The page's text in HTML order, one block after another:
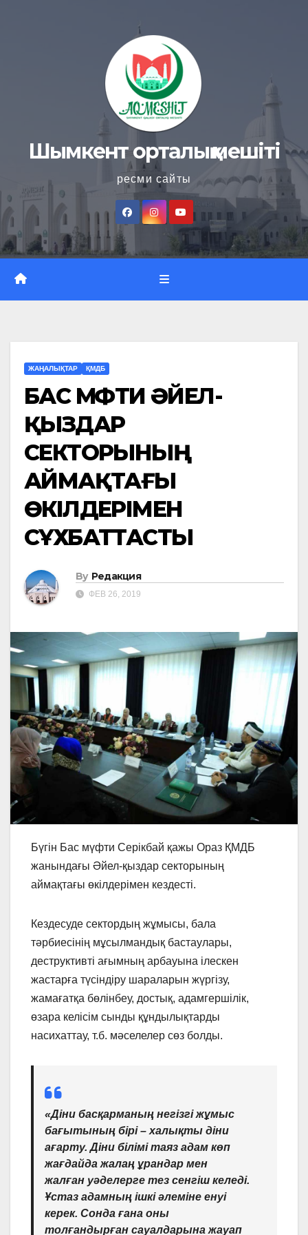
Шымкент орталық мешіті
ресми сайты
ЖАҢАЛЫҚТАР ҚМДБ
БАС МҮФТИ ӘЙЕЛ-
ҚЫЗДАР
СЕКТОРЫНЫҢ
АЙМАҚТАҒЫ
ӨКІЛДЕРІМЕН
СҰХБАТТАСТЫ
By Редакция
ФЕВ 26, 2019
Бүгін Бас мүфти Серікбай қажы Ораз ҚМДБ
жанындағы Әйел-қыздар секторының
аймақтағы өкілдерімен кездесті.
Кездесуде сектордың жұмысы, бала
тәрбиесінің мұсылмандық бастаулары,
деструктивті ағымның арбауына ілескен
жастарға түсіндіру шараларын жүргізу,
жамағатқа бөлінбеу, достық, адамгершілік,
өзара келісім сынды құндылықтарды
насихаттау, т.б. мәселелер сөз болды.
«Діни басқарманың негізгі жұмыс
бағытының бірі – халықты діни
ағарту. Діни білімі таяз адам көп
жағдайда жалаң ұрандар мен
жалған уәделерге тез сенгіш келеді.
Ұстаз адамның ішкі әлеміне енуі
керек. Сонда ғана оны
толғандырған сауалдарына жауап